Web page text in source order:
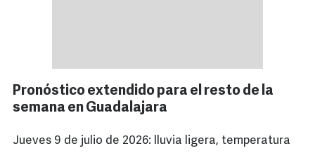
Pronóstico extendido para el resto de la
semana en Guadalajara
Jueves 9 de julio de 2026: lluvia ligera, temperatura